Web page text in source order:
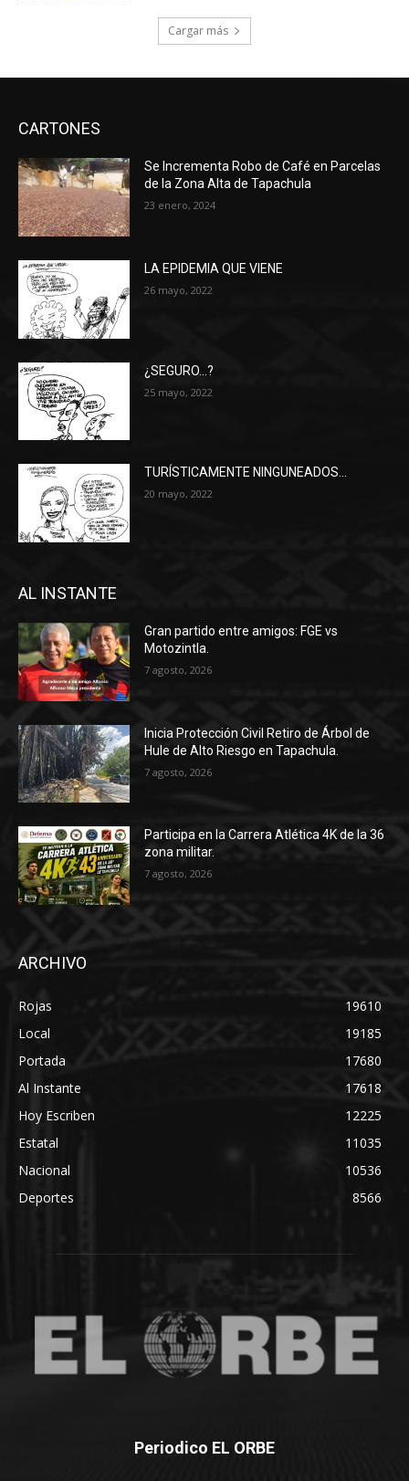
Cargar más
CARTONES
Se Incrementa Robo de Café en Parcelas
de la Zona Alta de Tapachula
23 enero, 2024
LA EPIDEMIA QUE VIENE
26 mayo, 2022
¿SEGURO…?
25 mayo, 2022
TURÍSTICAMENTE NINGUNEADOS…
20 mayo, 2022
AL INSTANTE
Gran partido entre amigos: FGE vs
Motozintla.
7 agosto, 2026
Inicia Protección Civil Retiro de Árbol de
Hule de Alto Riesgo en Tapachula.
7 agosto, 2026
Participa en la Carrera Atlética 4K de la 36
zona militar.
7 agosto, 2026
ARCHIVO
Rojas
19610
Local
19185
Portada
17680
Al Instante
17618
Hoy Escriben
12225
Estatal
11035
Nacional
10536
Deportes
8566
Periodico EL ORBE